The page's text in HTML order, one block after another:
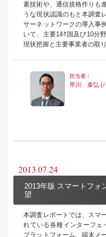
素技術や、通信規格作りも
うな現状認識のもと本調査
サーネットワークの導入事
いて、主要14ｹ国及び10分
現状把握と主要事業者の取
早川 泰弘 (
2013.07.24
2013年版 スマートフォ
望
本調査レポートでは、スマ
れている各種インターフェ
プラットフォーム、端末メ